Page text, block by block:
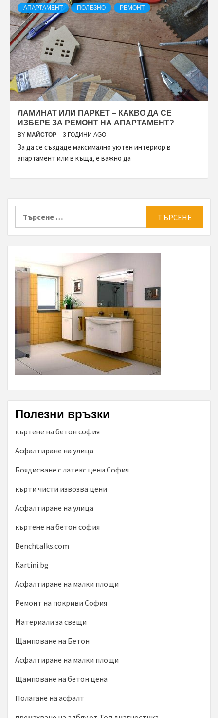
АПАРТАМЕНТ ПОЛЕЗНО РЕМОНТ
ЛАМИНАТ ИЛИ ПАРКЕТ – КАКВО ДА СЕ
ИЗБЕРЕ ЗА РЕМОНТ НА АПАРТАМЕНТ?
BY МАЙСТОР 3 ГОДИНИ AGO
За да се създаде максимално уютен интериор в
апартамент или в къща, е важно да
Полезни връзки
къртене на бетон софия
Асфалтиране на улица
Боядисване с латекс цени София
кърти чисти извозва цени
Асфалтиране на улица
къртене на бетон софия
Benchtalks.com
Kartini.bg
Асфалтиране на малки площи
Ремонт на покриви София
Материали за свещи
Щамповане на Бетон
Асфалтиране на малки площи
Щамповане на бетон цена
Полагане на асфалт